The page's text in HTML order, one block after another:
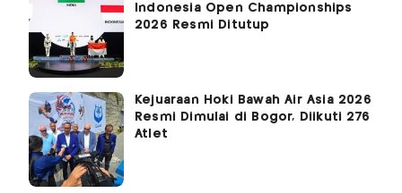
Indonesia Open Championships
2026 Resmi Ditutup
Kejuaraan Hoki Bawah Air Asia 2026
Resmi Dimulai di Bogor, Diikuti 276
Atlet